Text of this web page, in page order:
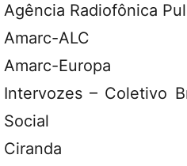
Agência Radiofônica
Amarc-ALC
Amarc-Europa
Intervozes – Coletivo
Social
Ciranda